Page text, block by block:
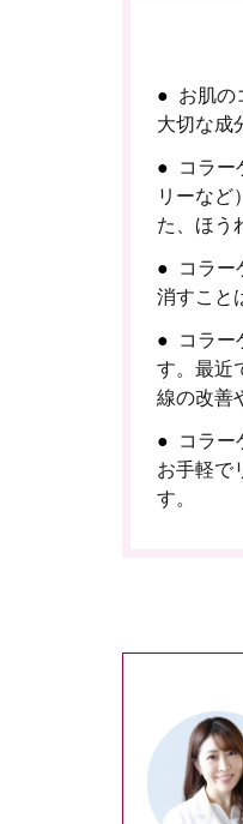
お肌の
大切な成
コラー
リーなど
た、ほう
コラー
消すこと
コラー
す。最近
線の改善
コラー
お手軽で
す。